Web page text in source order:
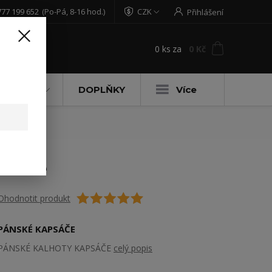
CZK Přihlášení
199 652 (Po-Pá, 8-16 hod.)
0 ks za 0 Kč
DOPLŇKY Více
produkt
KAPSÁČE
KALHOTY KAPSÁČE celý popis